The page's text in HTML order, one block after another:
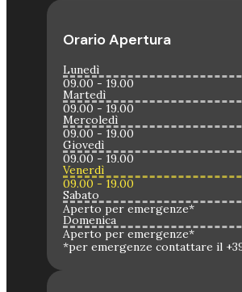
Orario Apertura
Lunedì
09.00 - 19.00
Martedì
09.00 - 19.00
Mercoledì
09.00 - 19.00
Giovedì
09.00 - 19.00
Venerdì
09.00 - 19.00
Sabato
Aperto per emergenze*
Domenica
Aperto per emergenze*
*per emergenze contattare il +39